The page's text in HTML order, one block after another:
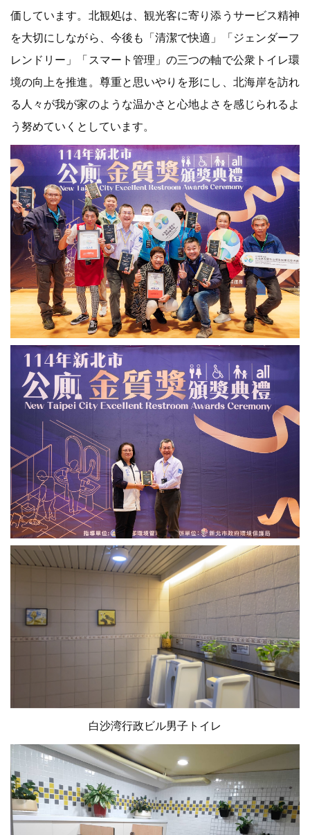
価しています。北観処は、観光客に寄り添うサービス精神
を大切にしながら、今後も「清潔で快適」「ジェンダーフ
レンドリー」「スマート管理」の三つの軸で公衆トイレ環
境の向上を推進。尊重と思いやりを形にし、北海岸を訪れ
る人々が我が家のような温かさと心地よさを感じられるよ
う努めていくとしています。
白沙湾行政ビル男子トイレ